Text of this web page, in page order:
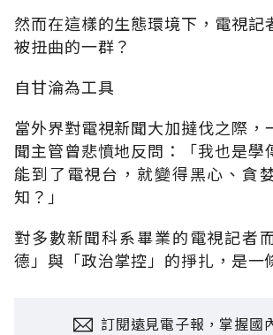
然而在這樣的生態環境下，電視記
被扭曲的一群？
自甘淪為工具
當外界對電視新聞大加撻伐之際，
聞主管曾悲憤地反問：「我也是學
能到了電視台，就變得黑心、貪
知？」
對多數新聞科系畢業的電視記者
德」與「政治掌控」的掙扎，是一
訂閱遠見電子報，掌握國